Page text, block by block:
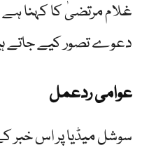
غلام مرتضیٰ کا کہنا
دعوے تصور کیے جاتے
عوامی ردعمل
سوشل میڈیا پر اس خبر